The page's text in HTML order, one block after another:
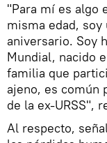
"Para mí es algo
misma edad,
aniversario. Soy
Mundial, nacido
familia que
ajeno, es común
de la ex-URSS",
Al respecto,